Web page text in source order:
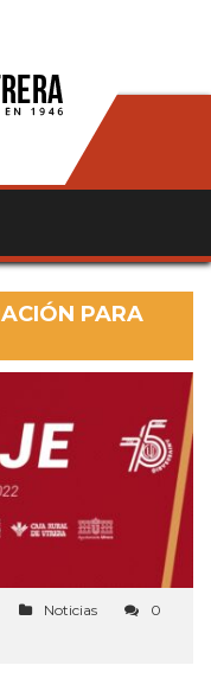
PARA
Noticias
0